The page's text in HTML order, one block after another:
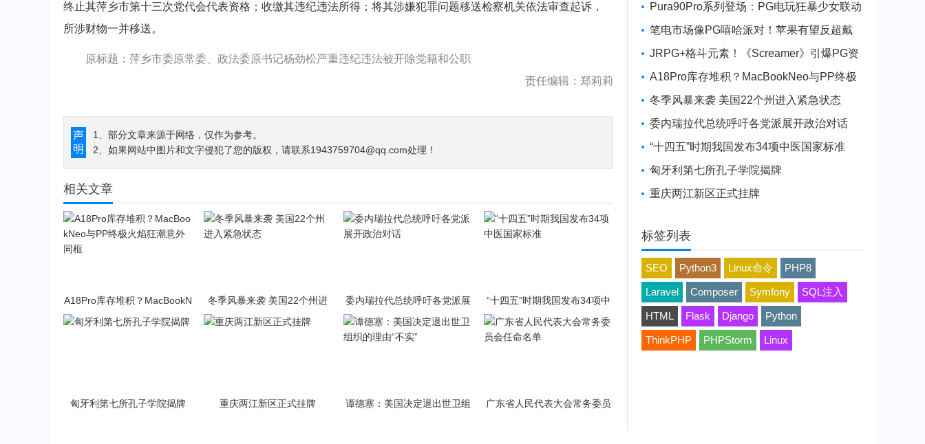
终止其萍乡市第十三次党代会代表资格；收缴其违纪违法所得；将其涉嫌犯罪问题移送检察机关依法审查起诉，
所涉财物一并移送。
原标题：萍乡市委原常委、政法委原书记杨劲松严重违纪违法被开除党籍和公职
责任编辑：郑莉莉
声
明
1、部分文章来源于网络，仅作为参考。
2、如果网站中图片和文字侵犯了您的版权，请联系1943759704@qq.com处理！
相关文章
A18Pro库存堆积？MacBookN
eo与PP终极火焰狂潮意外同
框
冬季风暴来袭 美国22个州进
委内瑞拉代总统呼吁各党派展
“十四五”时期我国发布34项中
匈牙利第七所孔子学院揭牌 重庆两江新区正式挂牌
谭德塞：美国决定退出世卫组
广东省人民代表大会常务委员
平台互动新玩法
Pura90Pro系列登场：PG电玩狂暴少女联动
旗舰性能升级
笔电市场像PG嘻哈派对！苹果有望反超戴
尔进前三
JRPG+格斗元素！《Screamer》引爆PG资
讯手游新焦点
A18Pro库存堆积？MacBookNeo与PP终极
火焰狂潮意外同框
冬季风暴来袭 美国22个州进入紧急状态
委内瑞拉代总统呼吁各党派展开政治对话
“十四五”时期我国发布34项中医国家标准
匈牙利第七所孔子学院揭牌
重庆两江新区正式挂牌
标签列表
SEO Python3 Linux命令 PHP8
Laravel Composer Symfony SQL注入
HTML Flask Django Python
ThinkPHP PHPStorm Linux